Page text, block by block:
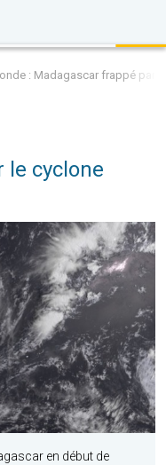
: Madagascar frappé par
le cyclone
en début de